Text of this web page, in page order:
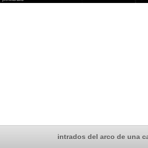
intrados del arco de una